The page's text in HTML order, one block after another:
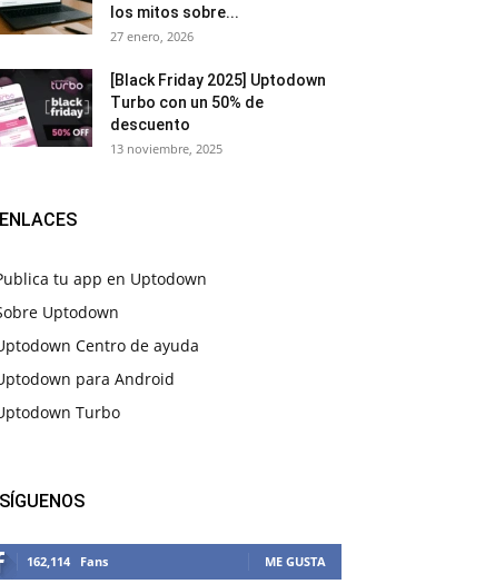
los mitos sobre...
27 enero, 2026
[Black Friday 2025] Uptodown
Turbo con un 50% de
descuento
13 noviembre, 2025
ENLACES
tu app en Uptodown
Uptodown
Centro de ayuda
para Android
Turbo
SÍGUENOS
162,114 Fans ME GUSTA